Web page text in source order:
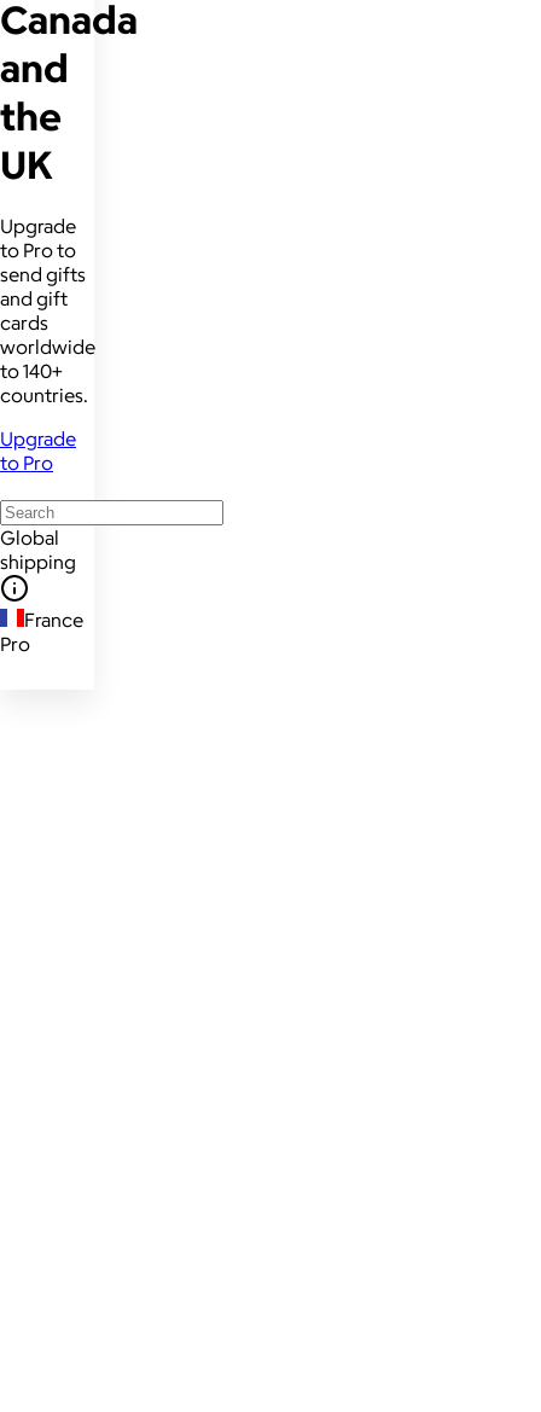
Canada
and
the
UK
Upgrade
to Pro to
send gifts
and gift
cards
worldwide
to 140+
countries.
Upgrade
to Pro
Global
shipping
France
Pro